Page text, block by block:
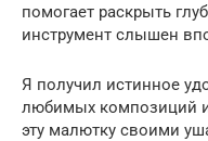
помогает раскрыть
инструмент слышен
Я получил истинное
любимых композиций
эту малютку своими